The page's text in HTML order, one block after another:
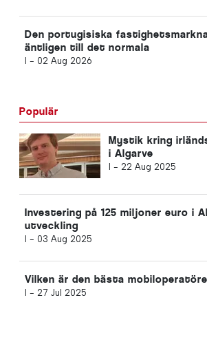
Den portugisiska
äntligen till det normala
I - 02 Aug 2026
Populär
Mystik kring
i Algarve
I - 22 Aug 2025
Investering på 125 miljoner euro i
utveckling
I - 03 Aug 2025
Vilken är den bästa
I - 27 Jul 2025